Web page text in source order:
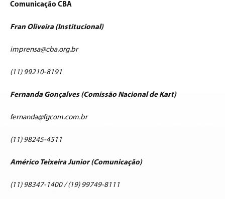
Comunicação CBA
Fran Oliveira (Institucional)
imprensa@cba.org.br
(11) 99210-8191
Fernanda Gonçalves (Comissão Nacional de Kart)
fernanda@fgcom.com.br
(11) 98245-4511
Américo Teixeira Junior (Comunicação)
(11) 98347-1400 / (19) 99749-8111